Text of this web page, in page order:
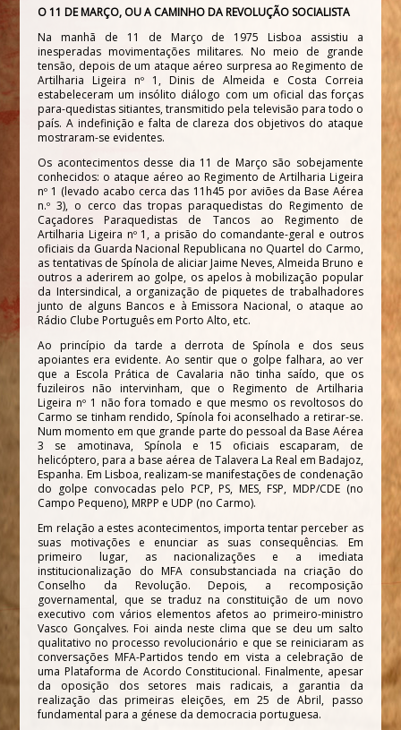
O 11 DE MARÇO, OU A CAMINHO DA REVOLUÇÃO SOCIALISTA
Na manhã de 11 de Março de 1975 Lisboa assistiu a
inesperadas movimentações militares. No meio de grande
tensão, depois de um ataque aéreo surpresa ao Regimento de
Artilharia Ligeira nº 1, Dinis de Almeida e Costa Correia
estabeleceram um insólito diálogo com um oficial das forças
para-quedistas sitiantes, transmitido pela televisão para todo o
país. A indefinição e falta de clareza dos objetivos do ataque
mostraram-se evidentes.
Os acontecimentos desse dia 11 de Março são sobejamente
conhecidos: o ataque aéreo ao Regimento de Artilharia Ligeira
nº 1 (levado acabo cerca das 11h45 por aviões da Base Aérea
n.º 3), o cerco das tropas paraquedistas do Regimento de
Caçadores Paraquedistas de Tancos ao Regimento de
Artilharia Ligeira nº 1, a prisão do comandante-geral e outros
oficiais da Guarda Nacional Republicana no Quartel do Carmo,
as tentativas de Spínola de aliciar Jaime Neves, Almeida Bruno e
outros a aderirem ao golpe, os apelos à mobilização popular
da Intersindical, a organização de piquetes de trabalhadores
junto de alguns Bancos e à Emissora Nacional, o ataque ao
Rádio Clube Português em Porto Alto, etc.
Ao princípio da tarde a derrota de Spínola e dos seus
apoiantes era evidente. Ao sentir que o golpe falhara, ao ver
que a Escola Prática de Cavalaria não tinha saído, que os
fuzileiros não intervinham, que o Regimento de Artilharia
Ligeira nº 1 não fora tomado e que mesmo os revoltosos do
Carmo se tinham rendido, Spínola foi aconselhado a retirar-se.
Num momento em que grande parte do pessoal da Base Aérea
3 se amotinava, Spínola e 15 oficiais escaparam, de
helicóptero, para a base aérea de Talavera La Real em Badajoz,
Espanha. Em Lisboa, realizam-se manifestações de condenação
do golpe convocadas pelo PCP, PS, MES, FSP, MDP/CDE (no
Campo Pequeno), MRPP e UDP (no Carmo).
Em relação a estes acontecimentos, importa tentar perceber as
suas motivações e enunciar as suas consequências. Em
primeiro lugar, as nacionalizações e a imediata
institucionalização do MFA consubstanciada na criação do
Conselho da Revolução. Depois, a recomposição
governamental, que se traduz na constituição de um novo
executivo com vários elementos afetos ao primeiro-ministro
Vasco Gonçalves. Foi ainda neste clima que se deu um salto
qualitativo no processo revolucionário e que se reiniciaram as
conversações MFA-Partidos tendo em vista a celebração de
uma Plataforma de Acordo Constitucional. Finalmente, apesar
da oposição dos setores mais radicais, a garantia da
realização das primeiras eleições, em 25 de Abril, passo
fundamental para a génese da democracia portuguesa.